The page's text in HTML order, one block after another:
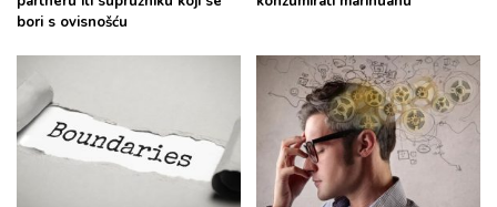
bori s ovisnošću